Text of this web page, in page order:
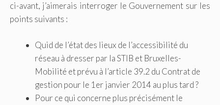
ci-avant, j’aimerais interroger le Gouvernement sur les
points suivants :
Quid de l’état des lieux de l’accessibilité du
réseau à dresser par la STIB et Bruxelles-
Mobilité et prévu à l’article 39.2 du Contrat de
gestion pour le 1er janvier 2014 au plus tard ?
Pour ce qui concerne plus précisément le